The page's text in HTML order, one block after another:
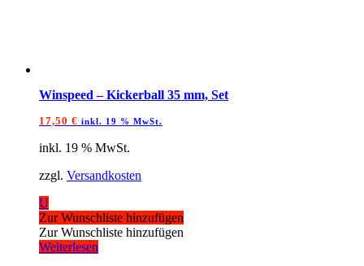
Winspeed – Kickerball 35 mm, Set
17,50 € inkl. 19 % MwSt.
inkl. 19 % MwSt.
zzgl. Versandkosten
U
Zur Wunschliste hinzufügen
Zur Wunschliste hinzufügen
Weiterlesen